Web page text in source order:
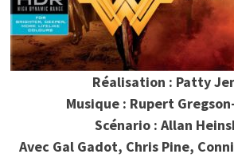
Réalisation : Patty
Musique : Rupert
Scénario : Allan
Avec Gal Gadot, Chris Pine,